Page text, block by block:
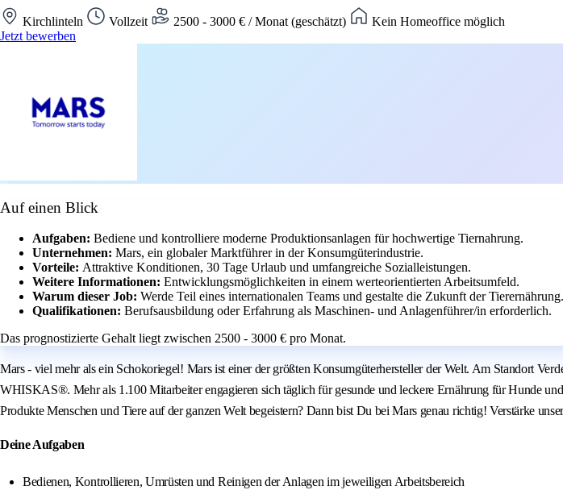
Kirchlinteln Vollzeit 2500 - 3000 € / Monat (geschätzt)
Kein Homeoffice möglich
Jetzt bewerben
Auf einen Blick
Aufgaben: Bediene und kontrolliere moderne Produktionsanlagen für hochwertige Tiernahrung.
Unternehmen: Mars, ein globaler Marktführer in der Konsumgüterindustrie.
Vorteile: Attraktive Konditionen, 30 Tage Urlaub und umfangreiche Sozialleistungen.
Weitere Informationen: Entwicklungsmöglichkeiten in einem werteorientierten Arbeitsumfeld.
Warum dieser Job: Werde Teil eines internationalen Teams und gestalte die Zukunft der Tierernährung.
Qualifikationen: Berufsausbildung oder Erfahrung als Maschinen- und Anlagenführer/in erforderlich.
Das prognostizierte Gehalt liegt zwischen 2500 - 3000 € pro Monat.
Mars - viel mehr als ein Schokoriegel! Mars ist einer der größten Konsumgüterhersteller der Welt. Am Standort
WHISKAS®. Mehr als 1.100 Mitarbeiter engagieren sich täglich für gesunde und leckere Ernährung für Hunde
Produkte Menschen und Tiere auf der ganzen Welt begeistern? Dann bist Du bei Mars genau richtig! Verstärke
Deine Aufgaben
Bedienen, Kontrollieren, Umrüsten und Reinigen der Anlagen im jeweiligen Arbeitsbereich